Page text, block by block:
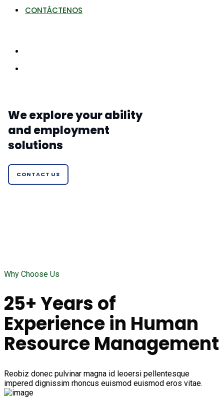
CONTÁCTENOS
We explore your ability
and employment
solutions
CONTACT US
Why Choose Us
25+ Years of
Experience in Human
Resource Management
Reobiz donec pulvinar magna id leoersi pellentesque
impered dignissim rhoncus euismod euismod eros vitae.